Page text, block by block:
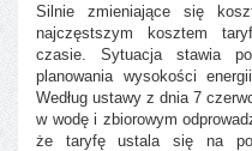
Silnie zmieniające się
najczęstszym kosztem
czasie. Sytuacja stawia
planowania wysokości
Według ustawy z dnia 7
w wodę i zbiorowym
że taryfę ustala się na